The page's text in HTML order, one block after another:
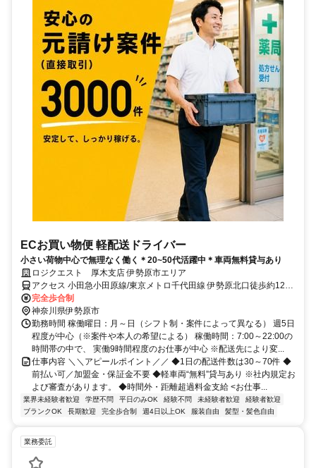
ECお買い物便 軽配送ドライバー
小さい荷物中心で無理なく働く＊20~50代活躍中＊車両無料貸与あり
ロジクエスト 厚木支店 伊勢原市エリア
アクセス 小田急小田原線/東京メトロ千代田線 伊勢原北口徒歩約12
分、小田急小田原線 愛甲石田南口徒歩約43分、小田急小田原線 鶴巻
温泉北口徒歩約59分
完全歩合制
神奈川県伊勢原市
勤務時間 稼働曜日：月～日（シフト制・案件によって異なる） 週5日
程度が中心（※案件や本人の希望による） 稼働時間：7:00～22:00の
時間帯の中で、 実働9時間程度のお仕事が中心 ※配送先により変...
仕事内容 ＼＼アピールポイント／／ ◆1日の配送件数は30～70件 ◆
前払い可／加盟金・保証金不要 ◆軽車両“無料”貸与あり ※社内規定お
よび審査があります。 ◆時間外・距離超過料金支給 <お仕事...
業界未経験者歓迎 学歴不問 平日のみOK 経験不問 未経験者歓迎
経験者歓迎
ブランクOK
長期歓迎 完全歩合制 週4日以上OK 服装自由 髪型・髪色自由
業務委託